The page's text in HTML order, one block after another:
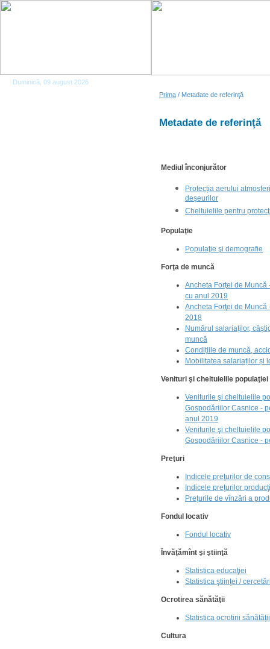
Duminică, 09 august 2026
Prima / Metadate de referinţă
Metadate de referinţă
Mediul înconjurător
Protecția aerului
deșeurilor
Cheltuielile pentru
Populaţie
Populaţie şi demografie
Forţa de muncă
Ancheta Forţei de
cu anul 2019
Ancheta Forţei de
2018
Numărul salariaților,
muncă
Condițiile de muncă,
Mobilitatea salariaților și
Venituri şi cheltuielile populaţiei
Veniturile şi cheltuielile
Gospodăriilor Casnice -
anul 2019
Veniturile şi cheltuielile
Gospodăriilor Casnice -
Preţuri
Indicele preţurilor de
Indicele preţurilor
Preţurile de vînzări a
Fondul locativ
Fondul locativ
Învăţămînt şi ştiinţă
Statistica educaţiei
Statistica ştiinţei /
Ocrotirea sănătăţii
Statistica ocrotirii sănătăţii
Cultura